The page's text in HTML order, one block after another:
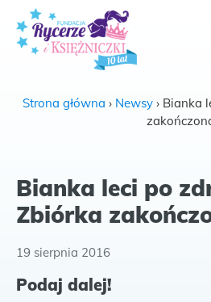
Strona główna › Newsy › Bianka
Bianka leci po
Zbiórka
19 sierpnia 2016
Podaj dalej!